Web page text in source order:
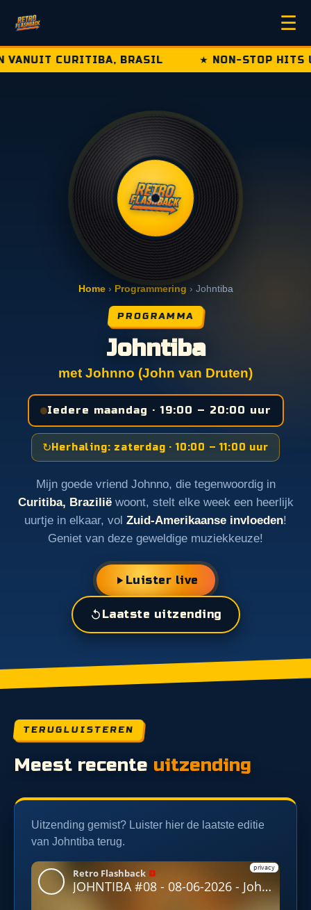
☰
CURITIBA, BRASIL ★ NON-STOP HITS
Home› Programmering › Johntiba
PROGRAMMA
Johntiba
met Johnno (John van Druten)
Iedere maandag · 19:00 – 20:00 uur
↻ Herhaling: zaterdag · 10:00 – 11:00 uur
Mijn goede vriend Johnno, die tegenwoordig in
Curitiba, Braziliëwoont, stelt elke week een heerlijk
uurtje in elkaar, vol Zuid-Amerikaanse invloeden!
Geniet van deze geweldige muziekkeuze!
Luister live
Laatste uitzending
TERUGLUISTEREN
Meest recente uitzending
Uitzending gemist? Luister hier de laatste editie
van Johntiba terug.